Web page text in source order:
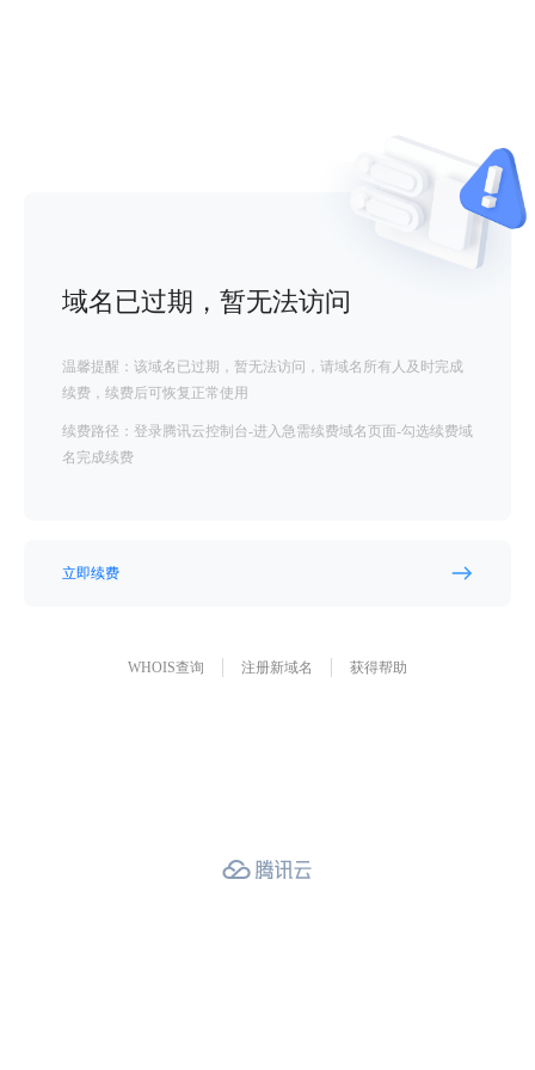
域名已过期，暂无法访问
温馨提醒：该域名已过期，暂无法访问，请域名所有人及时完成
续费，续费后可恢复正常使用
续费路径：登录腾讯云控制台-进入急需续费域名页面-勾选续费域
名完成续费
立即续费
WHOIS查询 注册新域名 获得帮助